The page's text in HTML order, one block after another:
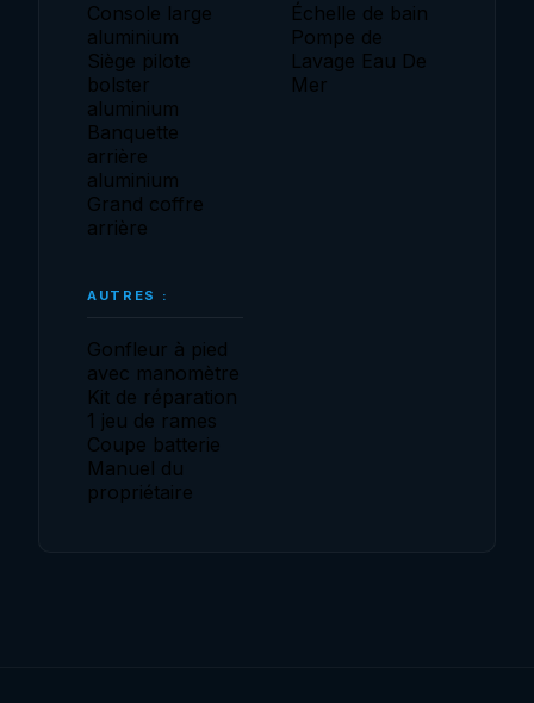
Console large
aluminium
Siège pilote
bolster
aluminium
Banquette
arrière
aluminium
Grand coffre
arrière
Échelle de bain
Pompe de
Lavage Eau De
Mer
AUTRES :
Gonfleur à pied
avec manomètre
Kit de réparation
1 jeu de rames
Coupe batterie
Manuel du
propriétaire